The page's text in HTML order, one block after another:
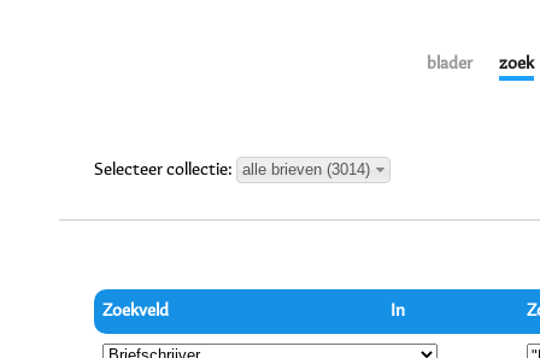
blader zoek
Selecteer collectie: alle brieven (3014)
Zoekveld In